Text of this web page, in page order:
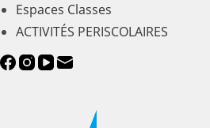
Espaces Classes
ACTIVITÉS PERISCOLAIRES